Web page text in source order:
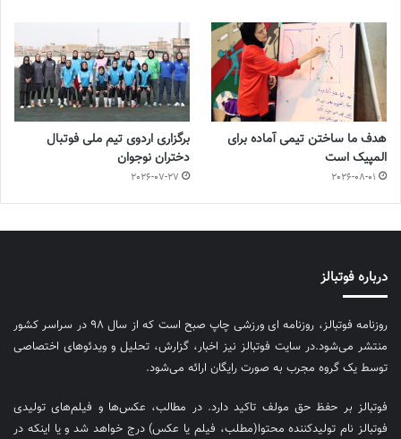
هدف ما ساختن تیمی آماده برای
المپیک است
2026-08-01
برگزاری اردوی تیم ملی فوتبال
دختران نوجوان
2026-07-27
درباره فوتبالز
روزنامه فوتبالز، روزنامه ای ورزشی چاپ صبح است که از سال ۹۸ در سراسر کشور
منتشر می‌شود.در سایت فوتبالز نیز اخبار، گزارش، تحلیل و ویدئوهای اختصاصی
توسط یک گروه مجرب به صورت رایگان ارائه می‌شود.
فوتبالز بر حفظ حق مولف تاکید دارد. در مطالب، عکس‌ها و فیلم‌های تولیدی
فوتبالز نام تولیدکننده محتوا(مطلب، فیلم یا عکس) درج خواهد شد و یا اینکه در